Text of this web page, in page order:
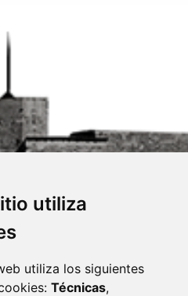
utiliza
utiliza los siguientes
Técnicas,